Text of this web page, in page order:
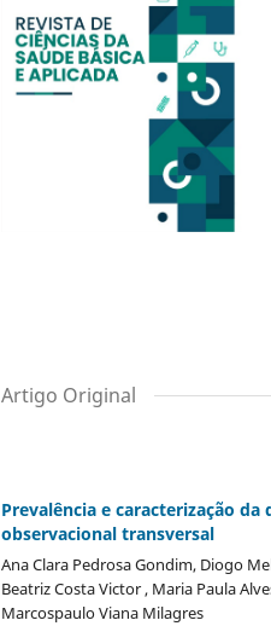
Artigo Original
Prevalência e caracterização
observacional transversal
Ana Clara Pedrosa Gondim, Diogo
Beatriz Costa Victor , Maria Paula
Marcospaulo Viana Milagres